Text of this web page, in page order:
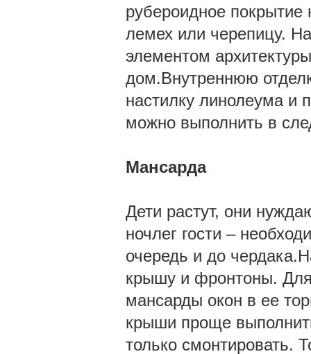
рубероидное
лемех или черепицу.
элементом
дом.Внутреннюю
настилку линолеума и
можно выполнить в
Мансарда
Дети растут, они
ночлег гости –
очередь и до
крышу и фронтоны.
мансарды окон в ее
крыши проще
только смонтировать.